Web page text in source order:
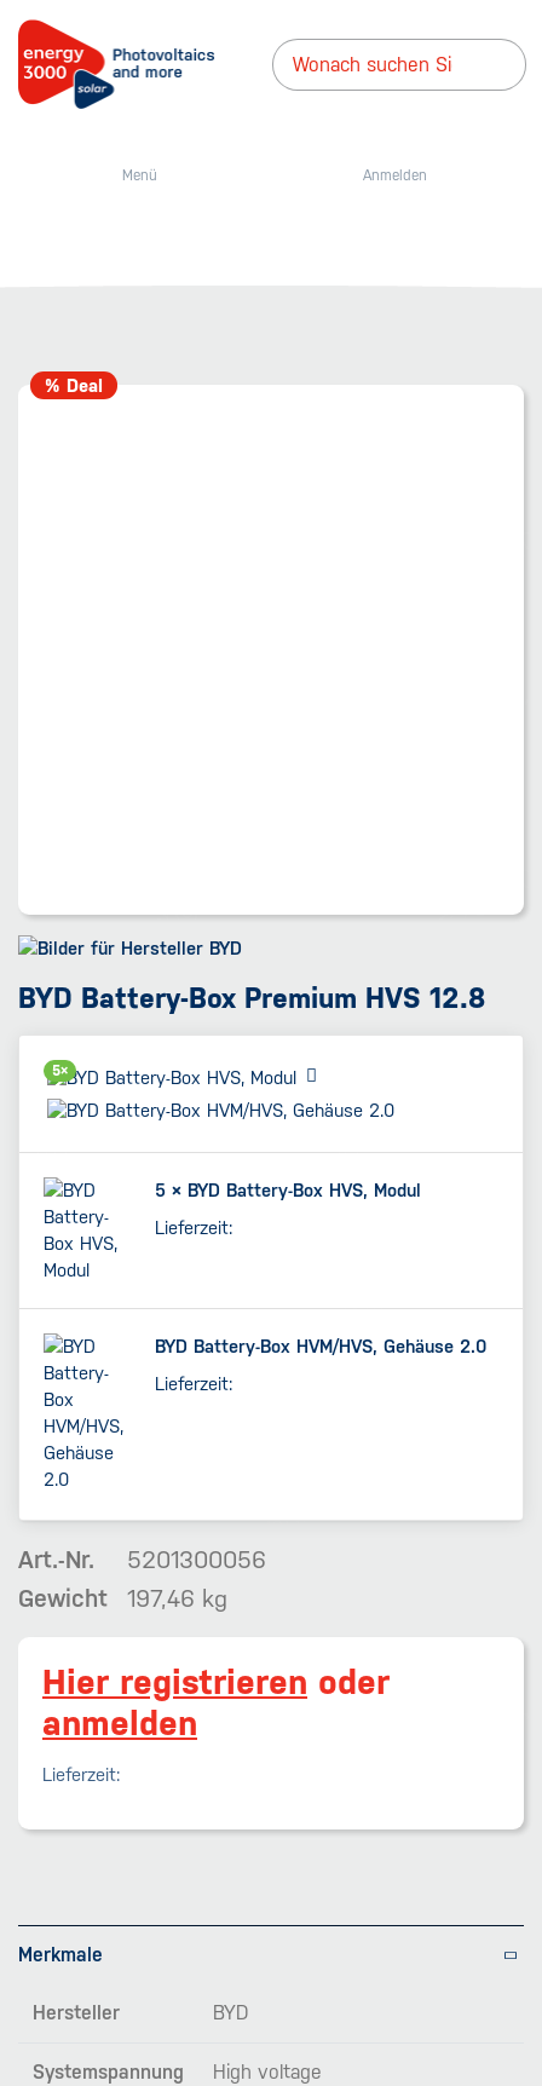
Menü Anmelden
% Deal
BYD Battery-Box Premium HVS 12.8
5×
5 × BYD Battery-Box HVS, Modul
Lieferzeit:
BYD Battery-Box HVM/HVS, Gehäuse 2.0
Lieferzeit:
Art.-Nr.
5201300056
Gewicht
197,46 kg
Hier registrieren oder
anmelden
Lieferzeit:
Merkmale
Hersteller BYD
Systemspannung
High voltage